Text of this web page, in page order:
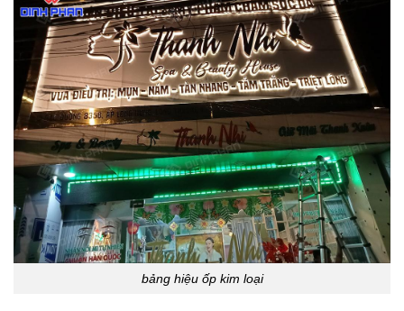
bảng hiệu ốp kim loại